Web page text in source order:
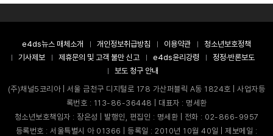
e4ds뉴스 매체소개 개인정보취급방침 이용약관
청소년보호정책
기사제보
제휴문의 및 고객 불만 신고 e4ds윤리강령
정정·반론보도
보도 청구 안내
(주)채널5코리아 | 서울 금천구 디지털로 178 가산퍼블릭 A동 1824호 | 사업자등
록번호 : 113-86-36448 | 대표자 : 명세환
청소년보호책임자 : 장은성 | 발행인, 편집인 : 명세환 | 전화 : 02-866-9957
등록번호 : 서울특별시 아 01366 | 등록일 : 2010년 10월 40일 | 제보메일 :